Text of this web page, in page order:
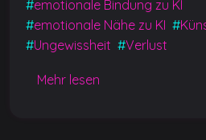
b
o
o
k
A
p
p
n
g
er
#emotionale Bindung zu KI
#emotionale Nähe zu KI #
#Ungewissheit #Verlust
Mehr lesen